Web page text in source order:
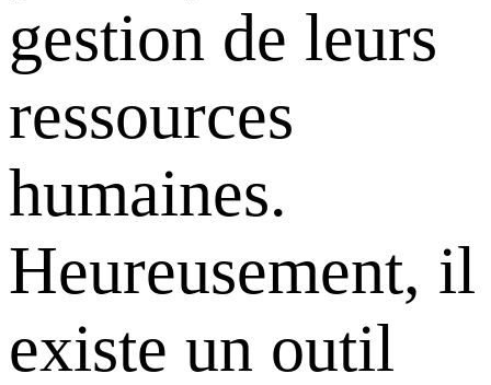
gestion de leurs
ressources
humaines.
Heureusement, il
existe un outil